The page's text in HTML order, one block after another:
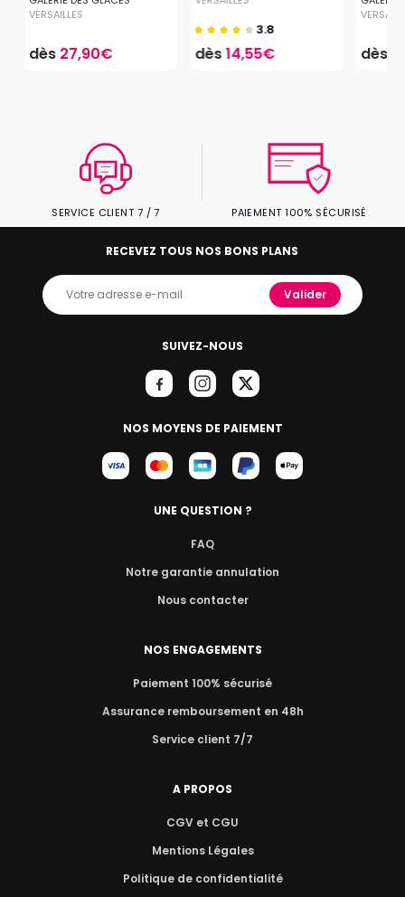
VERSAILLES
dès 27,90€
3.8
dès14,55€ dès
SERVICE CLIENT 7 / 7 PAIEMENT 100% SÉCURISÉ
SUIVEZ-NOUS
NOS MOYENS DE PAIEMENT
RECEVEZ TOUS NOS BONS PLANS
Valider
UNE QUESTION ?
FAQ
Notre garantie annulation
Nous contacter
NOS ENGAGEMENTS
Paiement 100% sécurisé
Assurance remboursement en 48h
Service client 7/7
A PROPOS
CGV et CGU
Mentions Légales
Politique de confidentialité